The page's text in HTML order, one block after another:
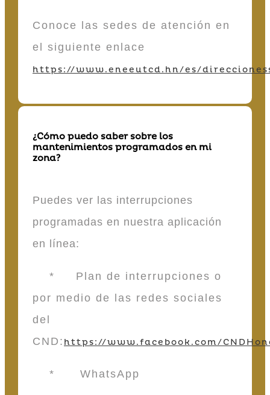
Conoce las sedes de atención en
el siguiente enlace
https://www.eneeutcd.hn/es/
¿Cómo puedo saber sobre los
mantenimientos programados en mi
zona?
Puedes ver las interrupciones
programadas en nuestra aplicación
en línea:
* Plan de interrupciones o
por medio de las redes sociales
del
CND: https://www.facebook.com/
* WhatsApp